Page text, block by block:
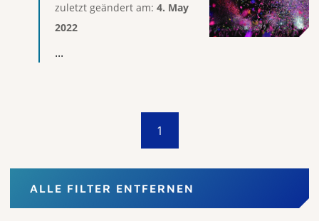
zuletzt geändert am: 4. May
2022
...
1
ALLE FILTER ENTFERNEN